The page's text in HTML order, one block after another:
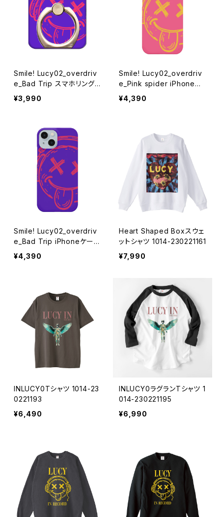
Smile! Lucy02_overdriv
e_Bad Trip スマホリング 1
020-241126046
¥3,990
Smile! Lucy02_overdriv
e_Pink spider iPhoneケ
ース 1020-241126098
¥4,390
Smile! Lucy02_overdriv
e_Bad Trip iPhoneケース
1017-240218096
¥4,390
Heart Shaped Boxスウェ
ットシャツ 1014-230221161
¥7,990
INLUCY0Tシャツ 1014-23
0221193
¥6,490
INLUCY0ラグランTシャツ 1
014-230221195
¥6,990